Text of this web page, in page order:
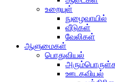
உறையுள்
நுழைவாயில்
வீடுகள்
வேலிகள்
ஆளுமைகள்
பொதுவியல்
ஊடகவியல்